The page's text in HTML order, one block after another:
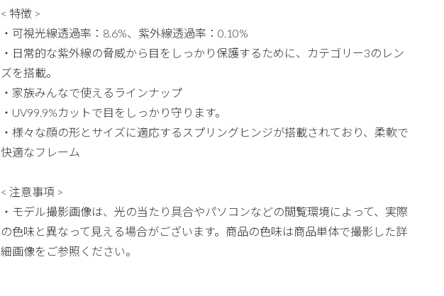
< 特徴 >
・可視光線透過率：8.6%、紫外線透過率：0.10%
・日常的な紫外線の脅威から目をしっかり保護するために、カテゴリー3のレン
ズを搭載。
・家族みんなで使えるラインナップ
・UV99.9%カットで目をしっかり守ります。
・様々な顔の形とサイズに適応するスプリングヒンジが搭載されており、柔軟で
快適なフレーム
< 注意事項 >
・モデル撮影画像は、光の当たり具合やパソコンなどの閲覧環境によって、実際
の色味と異なって見える場合がございます。商品の色味は商品単体で撮影した詳
細画像をご参照ください。